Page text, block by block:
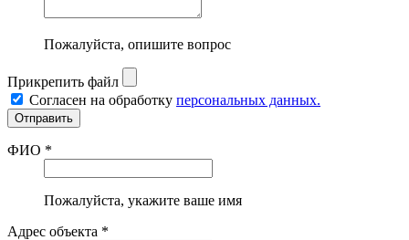
Пожалуйста, опишите вопрос
Прикрепить файл
Согласен на обработку персональных данных.
ФИО *
Пожалуйста, укажите ваше имя
Адрес объекта *